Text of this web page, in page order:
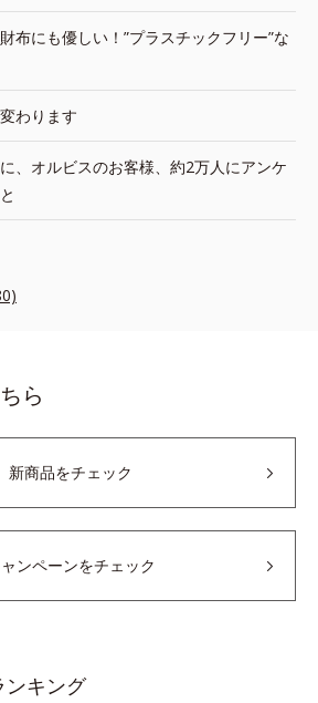
布にも優しい！”プラスチックフリー”な
わります
、オルビスのお客様、約2万人にアンケ
ら
新商品をチェック
ンペーンをチェック
ンキング